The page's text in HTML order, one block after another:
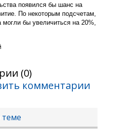
появился бы шанс на
По некоторым подсчетам,
бы увеличиться на 20%,
(0)
комментарии